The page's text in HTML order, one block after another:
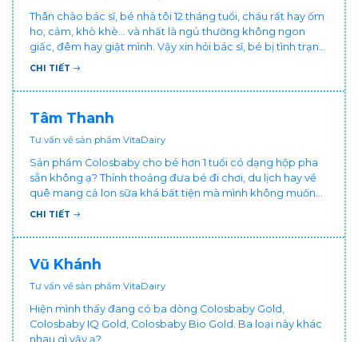
Thân chào bác sĩ, bé nhà tôi 12 tháng tuổi, cháu rất hay ốm
ho, cảm, khò khè... và nhất là ngủ thường không ngon
giấc, đêm hay giật mình. Vậy xin hỏi bác sĩ, bé bị tình trạng
vậy nên làm sao để con khỏe mạnh và ngủ ngon giấc hơn
chăm cháu hay ốm ạ?. Cảm ơn bác sĩ.
CHI TIẾT
Tâm Thanh
Tư vấn về sản phẩm VitaDairy
Sản phẩm Colosbaby cho bé hơn 1 tuổi có dạng hộp pha
sẵn không ạ? Thỉnh thoảng đưa bé đi chơi, du lịch hay về
quê mang cả lon sữa khá bất tiện mà mình không muốn
đổi cho bé dùng sữa tươi hộp khác sợ bé nạ sữa ảnh
CHI TIẾT
Vũ Khánh
Tư vấn về sản phẩm VitaDairy
Hiện mình thấy đang có ba dòng Colosbaby Gold,
Colosbaby IQ Gold, Colosbaby Bio Gold. Ba loại này khác
nhau gì vậy ạ?